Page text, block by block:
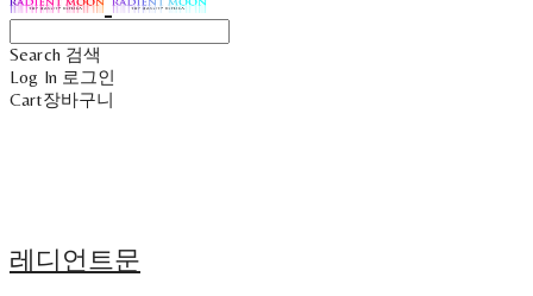
Search 검색
Log In 로그인
Cart장바구니
레디언트문